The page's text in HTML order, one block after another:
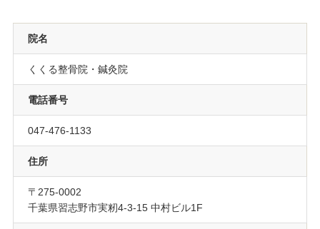
院名
くくる整骨院・鍼灸院
電話番号
047-476-1133
住所
〒275-0002
千葉県習志野市実籾4-3-15 中村ビル1F